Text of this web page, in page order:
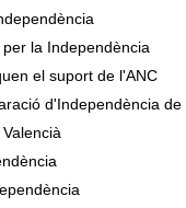
la Independència
el suport de l'ANC
d'Independència de